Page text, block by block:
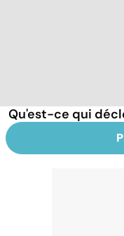
Qu'est-ce qui